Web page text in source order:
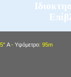
Α- Υψόμετρο: 95m